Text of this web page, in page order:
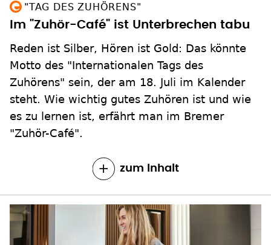
"TAG DES ZUHÖRENS"
Im "Zuhör-Café" ist Unterbrechen tabu
Reden ist Silber, Hören ist Gold: Das könnte
Motto des "Internationalen Tags des
Zuhörens" sein, der am 18. Juli im Kalender
steht. Wie wichtig gutes Zuhören ist und wie
es zu lernen ist, erfährt man im Bremer
"Zuhör-Café".
zum Inhalt